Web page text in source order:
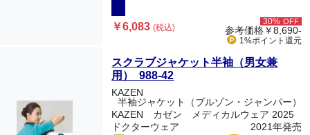
￥6,083(税込)
30% OFF
参考価格￥8,690-
1%ポイント 還元
スクラブジャケット半袖（男女兼
用） 988-42
KAZEN
半袖ジャケット（ブルゾン・ジャンパー）
KAZEN カゼン メディカルウェア 2025
ドクターウェア
2021年発売